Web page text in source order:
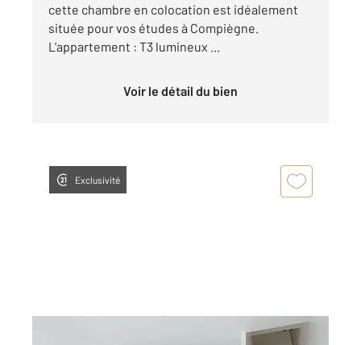
cette chambre en colocation est idéalement
située pour vos études à Compiègne.
L'appartement : T3 lumineux ...
Voir le détail du bien
Exclusivité